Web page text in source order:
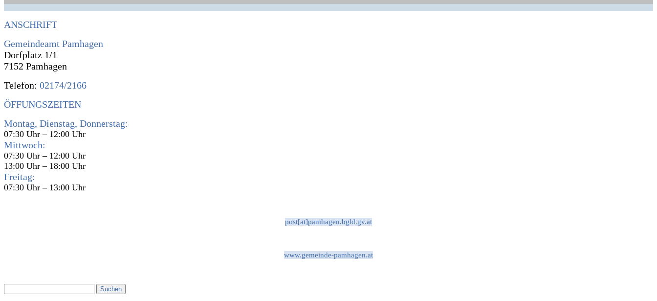
ANSCHRIFT
Gemeindeamt Pamhagen
Dorfplatz 1/1
7152 Pamhagen
Telefon: 02174/2166
ÖFFUNGSZEITEN
Montag, Dienstag, Donnerstag:
07:30 Uhr – 12:00 Uhr
Mittwoch:
07:30 Uhr – 12:00 Uhr
13:00 Uhr – 18:00 Uhr
Freitag:
07:30 Uhr – 13:00 Uhr
post[at]pamhagen.bgld.gv.at
www.gemeinde-pamhagen.at